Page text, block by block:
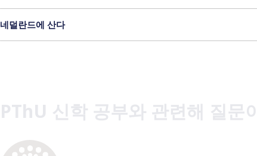
네덜란드에 산다
PThU 신학 공부와 관련해 질문